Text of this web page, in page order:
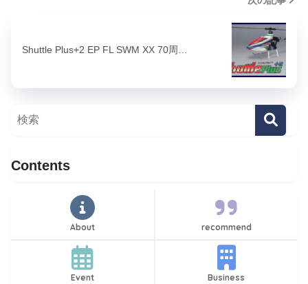
Shuttle Plus+2 EP FL SWM XX 70周…
Contents
About recommend
Event Business